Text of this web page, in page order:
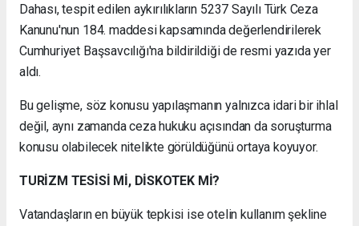
Dahası, tespit edilen aykırılıkların 5237 Sayılı Türk Ceza
Kanunu'nun 184. maddesi kapsamında değerlendirilerek
Cumhuriyet Başsavcılığı'na bildirildiği de resmi yazıda yer
aldı.
Bu gelişme, söz konusu yapılaşmanın yalnızca idari bir ihlal
değil, aynı zamanda ceza hukuku açısından da soruşturma
konusu olabilecek nitelikte görüldüğünü ortaya koyuyor.
TURİZM TESİSİ Mİ, DİSKOTEK Mİ?
Vatandaşların en büyük tepkisi ise otelin kullanım şekline